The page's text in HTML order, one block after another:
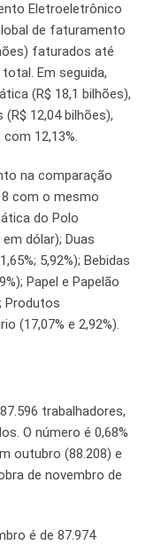
Eletroeletrônico
de faturamento
faturados até
Em seguida,
(R$ 18,1 bilhões),
12,04 bilhões),
12,13%.
na comparação
com o mesmo
do Polo
dólar); Duas
5,92%); Bebidas
Papel e Papelão
Produtos
(17,07% e 2,92%).
trabalhadores,
O número é 0,68%
outubro (88.208) e
de novembro de
é de 87.974